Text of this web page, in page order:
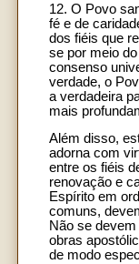
12. O Povo
fé e de
dos fiéis que
se por meio
consenso
verdade, o
a verdadeira
mais
Além disso,
adorna com
entre os fiéis
renovação e
Espírito em
comuns,
Não se
obras
de modo